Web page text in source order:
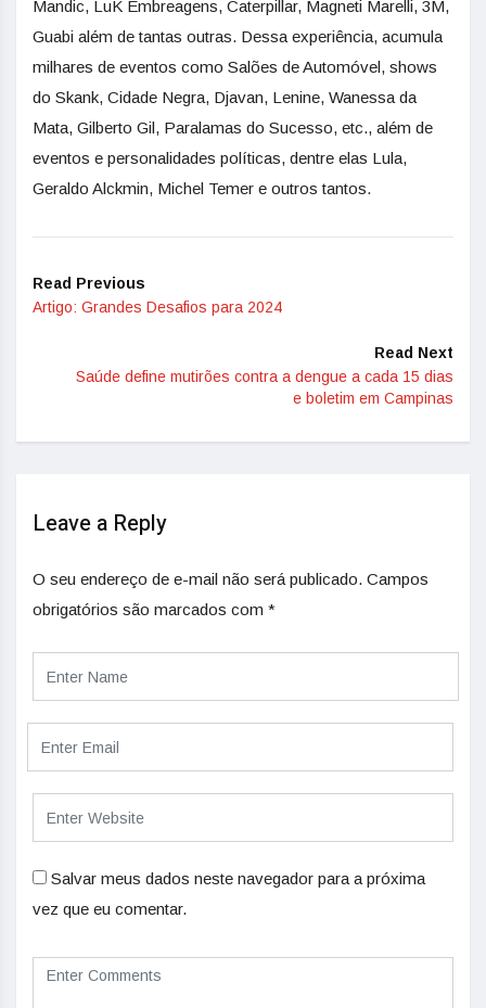
Mandic, LuK Embreagens, Caterpillar, Magneti Marelli, 3M,
Guabi além de tantas outras. Dessa experiência, acumula
milhares de eventos como Salões de Automóvel, shows
do Skank, Cidade Negra, Djavan, Lenine, Wanessa da
Mata, Gilberto Gil, Paralamas do Sucesso, etc., além de
eventos e personalidades políticas, dentre elas Lula,
Geraldo Alckmin, Michel Temer e outros tantos.
Read Previous
Artigo: Grandes Desafios para 2024
Read Next
Saúde define mutirões contra a dengue a cada 15 dias
e boletim em Campinas
Leave a Reply
O seu endereço de e-mail não será publicado. Campos
obrigatórios são marcados com *
Salvar meus dados neste navegador para a próxima
vez que eu comentar.